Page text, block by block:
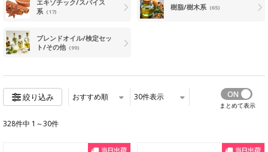
エキゾチック/スパイス
系 (17)
樹脂/樹木系 (65)
ブレンドオイル/検定セッ
ト/その他 (99)
絞り込み おすすめ順 30件表示
まとめて表示
328件中 1～30件